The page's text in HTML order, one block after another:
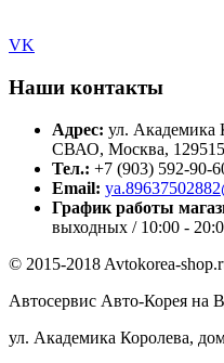
VK
Наши контакты
Адрес: ул. Академика
СВАО, Москва,
Тел.: +7 (903) 592-90-
Email:
График работы
выходных / 10:00 -
© 2015-2018 Avtokorea-
Автосервис Авто-Корея на
ул. Академика Королева,